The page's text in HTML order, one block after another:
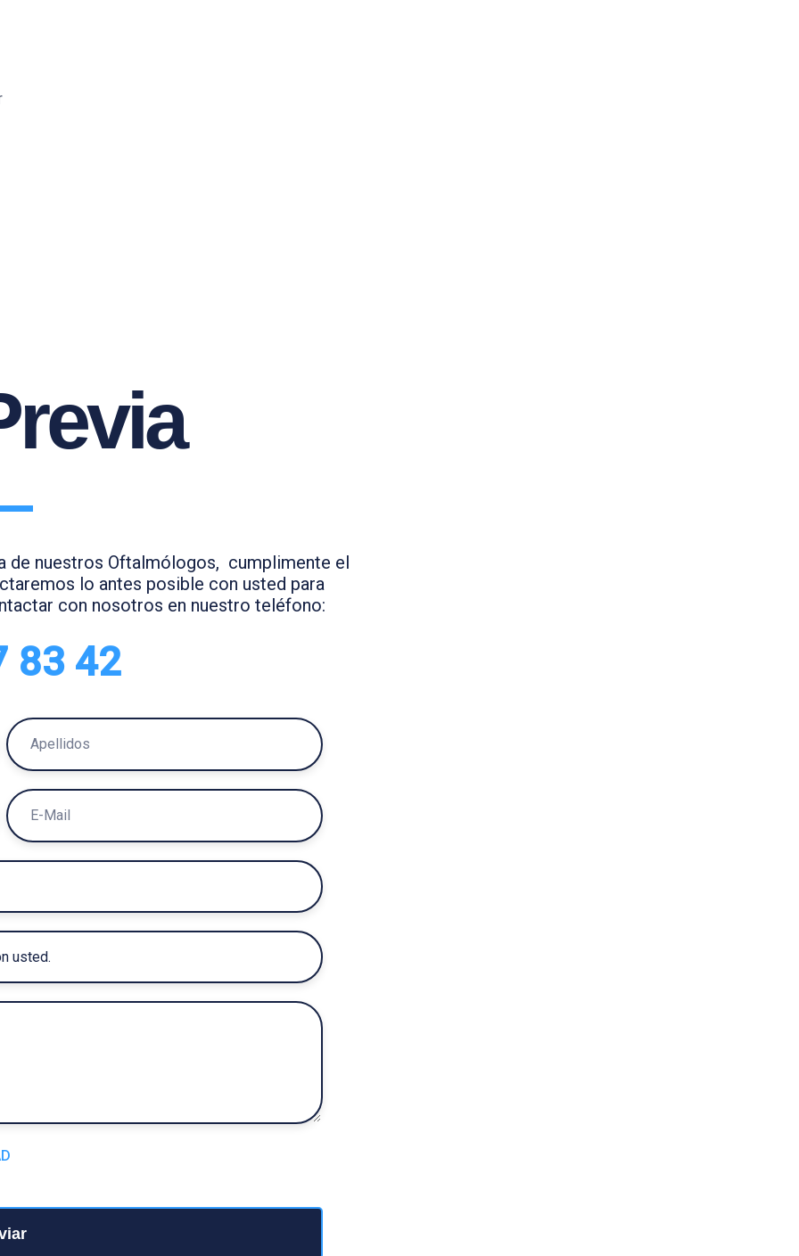
de nuestros Oftalmólogos, cumplimente el
lo antes posible con usted para
con nosotros en nuestro teléfono:
83 42
A
P
L
O
S
E
-
M
I